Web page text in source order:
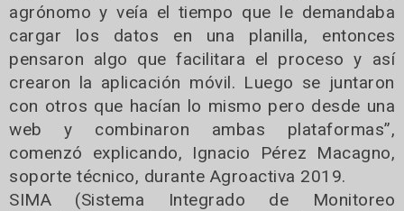
agrónomo y veía el tiempo que le demandaba
cargar los datos en una planilla, entonces
pensaron algo que facilitara el proceso y así
crearon la aplicación móvil. Luego se juntaron
con otros que hacían lo mismo pero desde una
web y combinaron ambas plataformas”,
comenzó explicando, Ignacio Pérez Macagno,
soporte técnico, durante Agroactiva 2019.
SIMA (Sistema Integrado de Monitoreo